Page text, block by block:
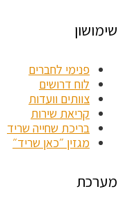
שימושון
פנימי לחברים
לוח דרושים
צוותים וועדות
קריאת שירות
בריכת שחייה שריד
מגזין ״כאן שריד״
מערכת